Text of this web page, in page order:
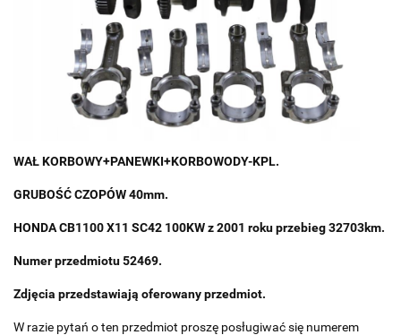
WAŁ KORBOWY+PANEWKI+KORBOWODY-KPL.
GRUBOŚĆ CZOPÓW 40mm.
HONDA CB1100 X11 SC42 100KW z 2001 roku przebieg 32703km.
Numer przedmiotu 52469.
Zdjęcia przedstawiają oferowany przedmiot.
W razie pytań o ten przedmiot proszę posługiwać się numerem